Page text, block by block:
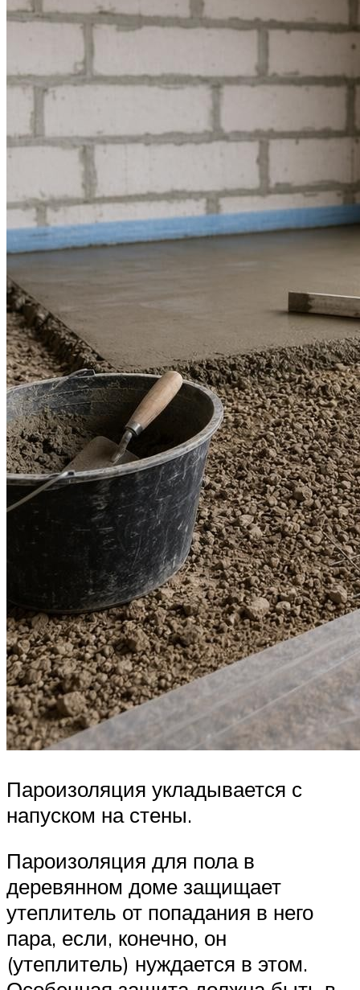
Пароизоляция укладывается с
напуском на стены.
Пароизоляция для пола в
деревянном доме защищает
утеплитель от попадания в него
пара, если, конечно, он
(утеплитель) нуждается в этом.